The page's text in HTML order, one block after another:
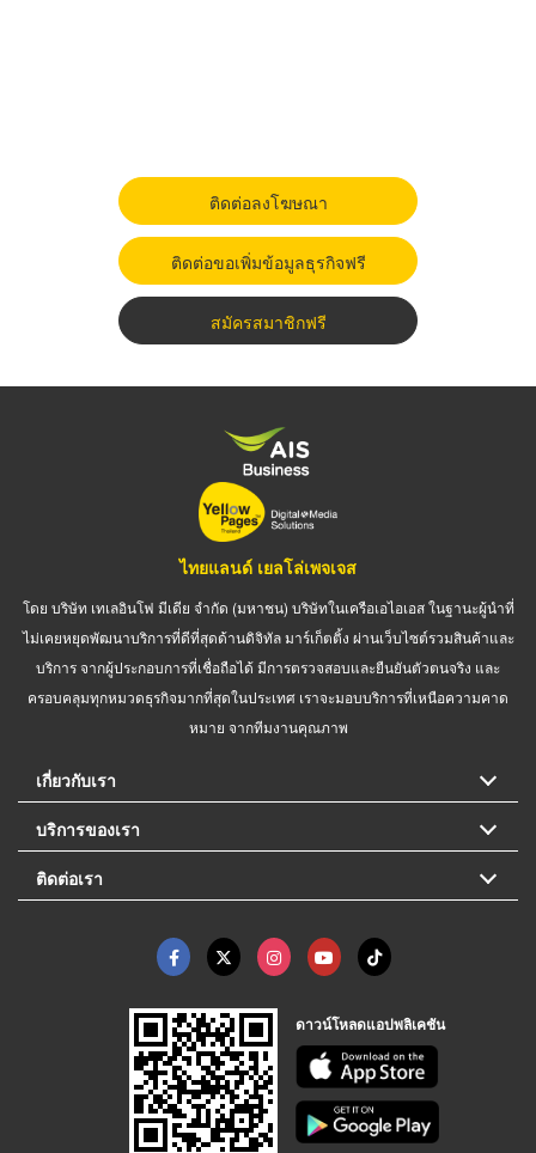
ติดต่อลงโฆษณา
ติดต่อขอเพิ่มข้อมูลธุรกิจฟรี
สมัครสมาชิกฟรี
ไทยแลนด์ เยลโล่เพจเจส
โดย บริษัท เทเลอินโฟ มีเดีย จำกัด (มหาชน) บริษัทในเครือเอไอเอส ในฐานะผู้นำที่
ไม่เคยหยุดพัฒนาบริการที่ดีที่สุดด้านดิจิทัล มาร์เก็ตติ้ง ผ่านเว็บไซต์รวมสินค้าและ
บริการ จากผู้ประกอบการที่เชื่อถือได้ มีการตรวจสอบและยืนยันตัวตนจริง และ
ครอบคลุมทุกหมวดธุรกิจมากที่สุดในประเทศ เราจะมอบบริการที่เหนือความคาด
หมาย จากทีมงานคุณภาพ
เกี่ยวกับเรา
บริการของเรา
ติดต่อเรา
ดาวน์โหลดแอปพลิเคชัน